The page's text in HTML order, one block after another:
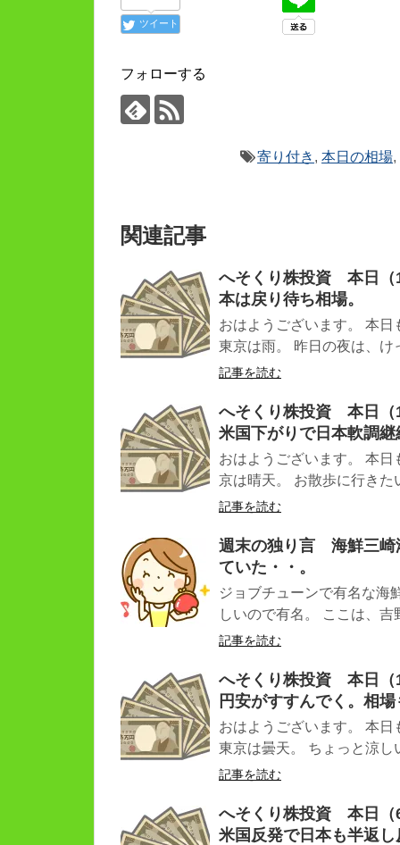
ツイート
フォローする
寄り付き ,本日の相場,
関連記事
へそくり株投資 本日（
本は戻り待ち相場。
おはようございます。 本
東京は雨。 昨日の夜は、け
記事を読む
へそくり株投資 本日（
米国下がりで日本軟調
おはようございます。 本
京は晴天。 お散歩に行きた
記事を読む
週末の独り言 海鮮三崎
ていた・・。
ジョブチューンで有名な海
しいので有名。 ここは、
記事を読む
へそくり株投資 本日（
円安がすすんでく。相
おはようございます。 本
東京は曇天。 ちょっと涼し
記事を読む
へそくり株投資 本日（
米国反発で日本も半返